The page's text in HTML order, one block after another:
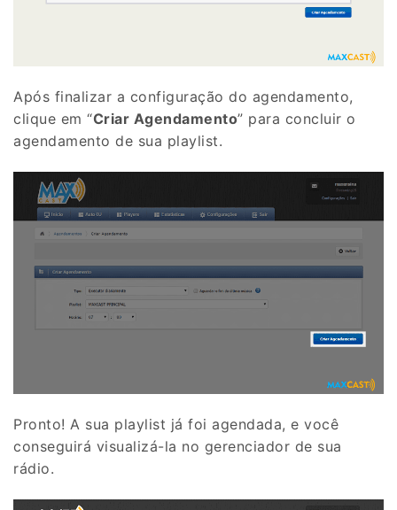
Após finalizar a configuração do agendamento,
clique em “Criar Agendamento” para concluir o
agendamento de sua playlist.
Pronto! A sua playlist já foi agendada, e você
conseguirá visualizá-la no gerenciador de sua
rádio.